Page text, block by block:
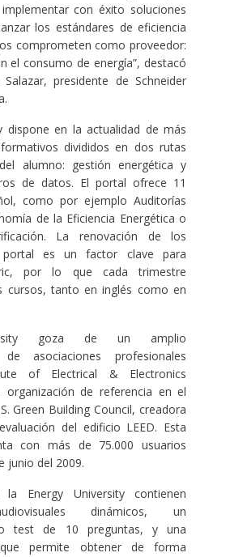
con éxito soluciones
los estándares de eficiencia
comprometen como proveedor:
el consumo de energía”, destacó
Salazar, presidente de Schneider
dispone en la actualidad de más
divididos en dos rutas
alumno: gestión energética y
de datos. El portal ofrece 11
como por ejemplo Auditorías
de la Eficiencia Energética o
La renovación de los
portal es un factor clave para
por lo que cada trimestre
cursos, tanto en inglés como en
goza de un amplio
de asociaciones profesionales
of Electrical & Electronics
organización de referencia en el
Green Building Council, creadora
del edificio LEED. Esta
con más de 75.000 usuarios
junio del 2009.
Energy University contienen
dinámicos, un
test de 10 preguntas, y una
permite obtener de forma